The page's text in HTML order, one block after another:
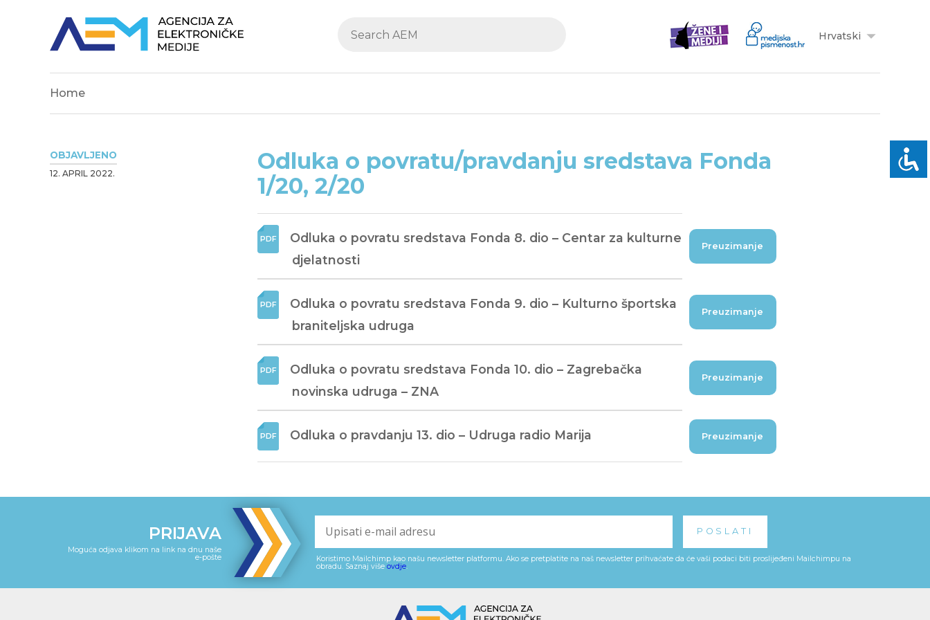
Hrvatski
Home
OBJAVLJENO
12. APRIL 2022.
Odluka o povratu/pravdanju sredstava Fonda
1/20, 2/20
Odluka o povratu sredstava Fonda 8. dio – Centar za kulturne
djelatnosti
Preuzimanje
Odluka o povratu sredstava Fonda 9. dio – Kulturno športska
braniteljska udruga
Preuzimanje
Odluka o povratu sredstava Fonda 10. dio – Zagrebačka
novinska udruga – ZNA
Preuzimanje
Odluka o pravdanju 13. dio – Udruga radio Marija Preuzimanje
PRIJAVA
Moguća odjava klikom na link na dnu naše
e-pošte
Koristimo Mailchimp kao našu newsletter platformu. Ako se pretplatite na naš newsletter prihvaćate da će vaši podaci biti proslijeđeni Mailchimpu na
obradu. Saznaj više ovdje.